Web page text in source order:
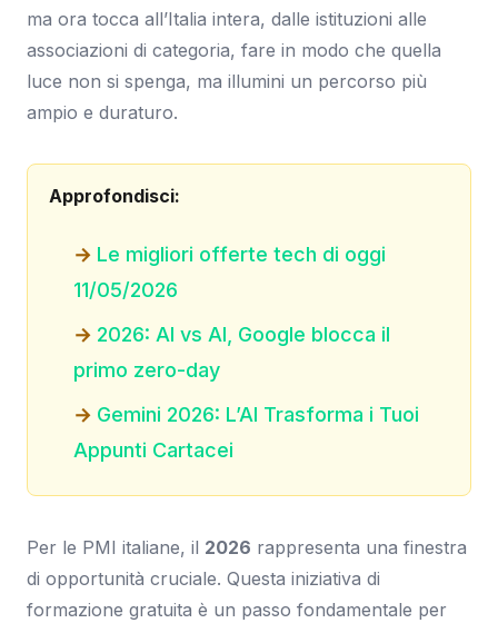
ma ora tocca all’Italia intera, dalle istituzioni alle
associazioni di categoria, fare in modo che quella
luce non si spenga, ma illumini un percorso più
ampio e duraturo.
Approfondisci:
Le migliori offerte tech di oggi
11/05/2026
2026: AI vs AI, Google blocca il
primo zero-day
Gemini 2026: L’AI Trasforma i Tuoi
Appunti Cartacei
Per le PMI italiane, il 2026 rappresenta una finestra
di opportunità cruciale. Questa iniziativa di
formazione gratuita è un passo fondamentale per